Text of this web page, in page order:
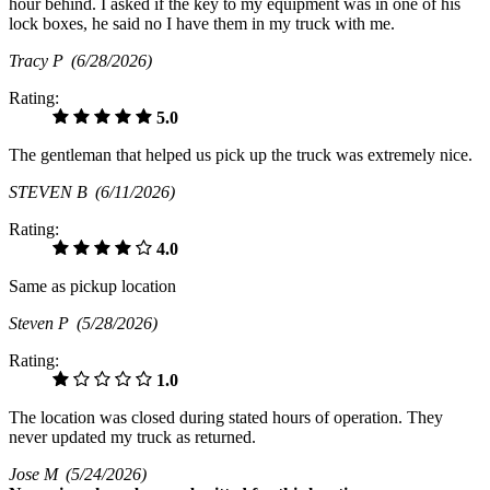
hour behind. I asked if the key to my equipment was in one of his
lock boxes, he said no I have them in my truck with me.
Tracy P (6/28/2026)
Rating:
5.0
The gentleman that helped us pick up the truck was extremely nice.
STEVEN B (6/11/2026)
Rating:
4.0
Same as pickup location
Steven P (5/28/2026)
Rating:
1.0
The location was closed during stated hours of operation. They
never updated my truck as returned.
Jose M (5/24/2026)